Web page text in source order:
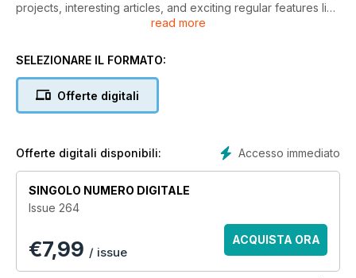
projects, interesting articles, and exciting regular features like
mini cut-outs, news, national show updates, reader letters,
features 100 glossy pages and beautiful, full-color photos.
read more
SELEZIONARE IL FORMATO:
Offerte digitali
Accesso immediato
Offerte digitali disponibili:
SINGOLO NUMERO DIGITALE
Issue 264
€7,99 / issue
ACQUISTA ORA